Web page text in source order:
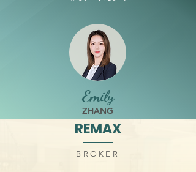
Emily
ZHANG
REMAX
BROKER